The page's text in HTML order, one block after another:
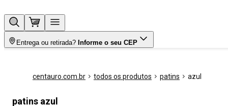
Entrega ou retirada? Informe o seu CEP
centauro.com.br todos os produtos patins azul
patins azul